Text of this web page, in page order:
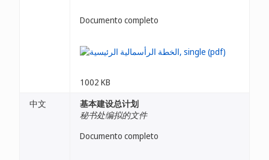
Documento completo
1002 KB
中文
基本建设总计划
秘书处编拟的文件
Documento completo